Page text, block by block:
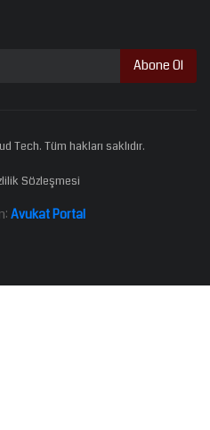
Abone Ol
Tech. Tüm hakları saklıdır.
Sözleşmesi
Avukat Portal